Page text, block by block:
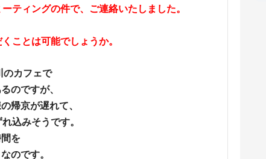
ティングの件で、ご連絡いたしました。
ことは可能でしょうか。
のカフェで
のですが、
帰京が遅れて、
込みそうです。
を
のです。